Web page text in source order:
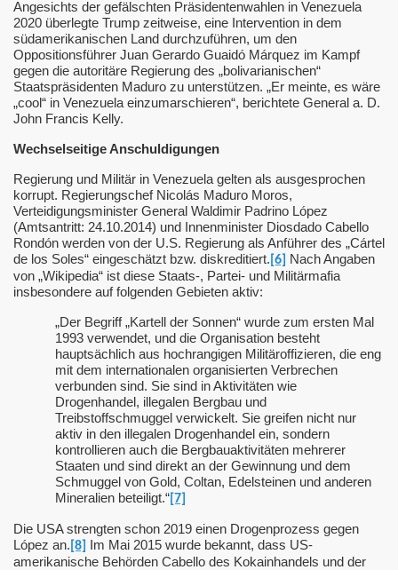
Angesichts der gefälschten Präsidentenwahlen in Venezuela
2020 überlegte Trump zeitweise, eine Intervention in dem
südamerikanischen Land durchzuführen, um den
Oppositionsführer Juan Gerardo Guaidó Márquez im Kampf
gegen die autoritäre Regierung des „bolivarianischen“
Staatspräsidenten Maduro zu unterstützen. „Er meinte, es wäre
„cool“ in Venezuela einzumarschieren“, berichtete General a. D.
John Francis Kelly.
Wechselseitige Anschuldigungen
Regierung und Militär in Venezuela gelten als ausgesprochen
korrupt. Regierungschef Nicolás Maduro Moros,
Verteidigungsminister General Waldimir Padrino López
(Amtsantritt: 24.10.2014) und Innenminister Diosdado Cabello
Rondón werden von der U.S. Regierung als Anführer des „Cártel
de los Soles“ eingeschätzt bzw. diskreditiert. [6]
Nach Angaben
von „Wikipedia“ ist diese Staats-, Partei- und Militärmafia
insbesondere auf folgenden Gebieten aktiv:
„Der Begriff „Kartell der Sonnen“ wurde zum ersten Mal
1993 verwendet, und die Organisation besteht
hauptsächlich aus hochrangigen Militäroffizieren, die eng
mit dem internationalen organisierten Verbrechen
verbunden sind. Sie sind in Aktivitäten wie
Drogenhandel, illegalen Bergbau und
Treibstoffschmuggel verwickelt. Sie greifen nicht nur
aktiv in den illegalen Drogenhandel ein, sondern
kontrollieren auch die Bergbauaktivitäten mehrerer
Staaten und sind direkt an der Gewinnung und dem
Schmuggel von Gold, Coltan, Edelsteinen und anderen
Mineralien beteiligt.“ [7]
Die USA strengten schon 2019 einen Drogenprozess gegen
López an. [8]
Im Mai 2015 wurde bekannt, dass US-
amerikanische Behörden Cabello des Kokainhandels und der
in Katalonien